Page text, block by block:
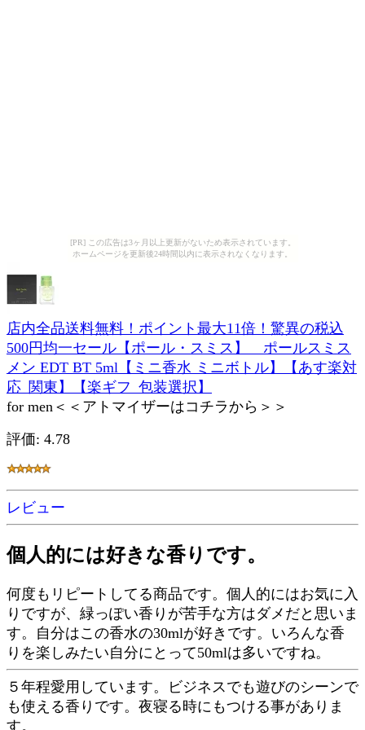
[PR] この広告は3ヶ月以上更新がないため表示されています。
ホームページを更新後24時間以内に表示されなくなります。
店内全品送料無料！ポイント最大11倍！驚異の税込
500円均一セール【ポール・スミス】 ポールスミス
メン EDT BT 5ml【ミニ香水 ミニボトル】【あす楽対
応_関東】【楽ギフ_包装選択】
for men＜＜アトマイザーはコチラから＞＞
評価: 4.78
レビュー
個人的には好きな香りです。
何度もリピートしてる商品です。個人的にはお気に入
りですが、緑っぽい香りが苦手な方はダメだと思いま
す。自分はこの香水の30mlが好きです。いろんな香
りを楽しみたい自分にとって50mlは多いですね。
５年程愛用しています。ビジネスでも遊びのシーンで
も使える香りです。夜寝る時にもつける事がありま
す。